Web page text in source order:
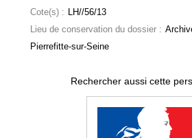
Cote(s) : LH//56/13
Lieu de conservation du dossier :
Pierrefitte-sur-Seine
Rechercher aussi cette